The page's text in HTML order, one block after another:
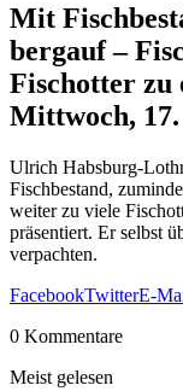
Mit
bergauf –
Fischotter zu
Mittwoch,
Ulrich Habsburg-
Fischbestand,
weiter zu viele
präsentiert. Er selbst
verpachten.
FacebookTwitterE-
0 Kommentare
Meist gelesen